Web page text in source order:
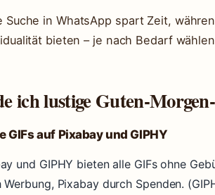
Suche in WhatsApp spart Zeit,
bieten – je nach Bedarf
ich lustige Guten-
GIFs auf Pixabay und GIPHY
und GIPHY bieten alle GIFs ohne
Werbung, Pixabay durch Spenden.